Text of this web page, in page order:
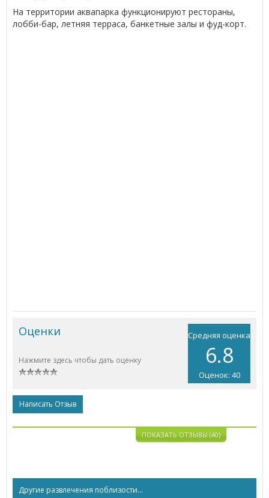
На территории аквапарка функционируют рестораны,
лобби-бар, летняя терраса, банкетные залы и фуд-корт.
Средняя оценка
6.8
Оценок: 40
Оценки
Нажмите здесь чтобы дать оценку
Написать Отзыв
ПОКАЗАТЬ ОТЗЫВЫ (40)
Другие развлечения поблизости...